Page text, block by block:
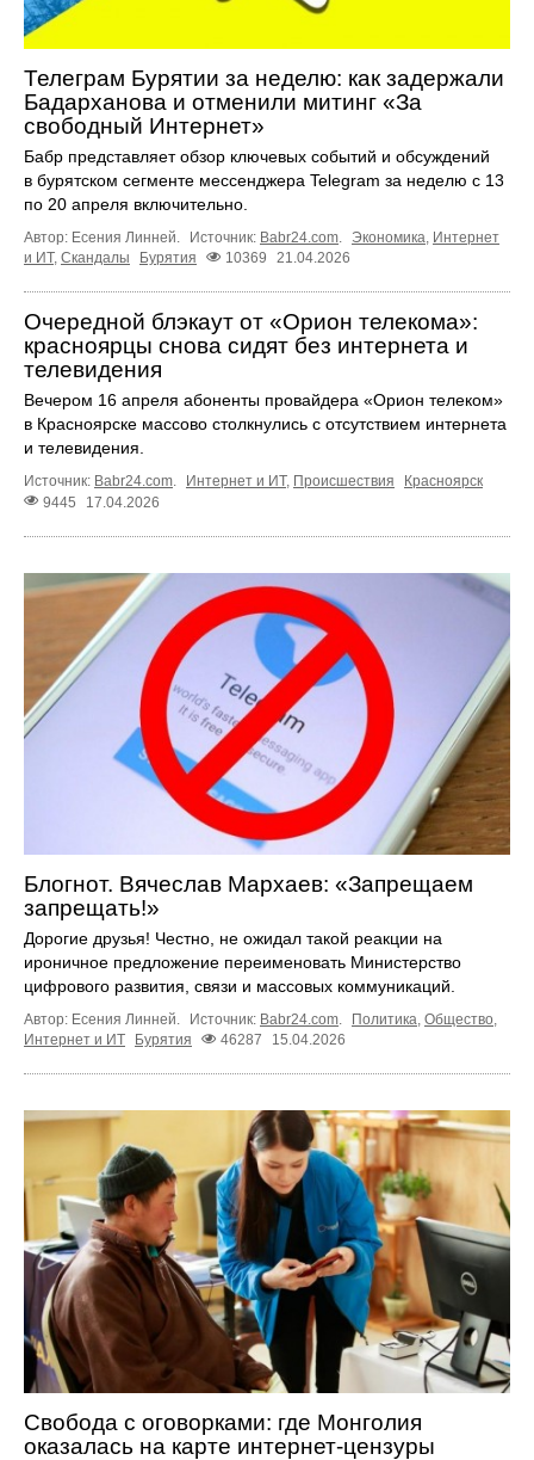
Телеграм Бурятии за неделю: как задержали
Бадарханова и отменили митинг «За
свободный Интернет»
Бабр представляет обзор ключевых событий и обсуждений
в бурятском сегменте мессенджера Telegram за неделю с 13
по 20 апреля включительно.
Автор: Есения Линней. Источник: Babr24.com. Экономика, Интернет
и ИТ, Скандалы Бурятия 10369 21.04.2026
Очередной блэкаут от «Орион телекома»:
красноярцы снова сидят без интернета и
телевидения
Вечером 16 апреля абоненты провайдера «Орион телеком»
в Красноярске массово столкнулись с отсутствием интернета
и телевидения.
Источник: Babr24.com. Интернет и ИТ, Происшествия
Красноярск
9445
17.04.2026
Блогнот. Вячеслав Мархаев: «Запрещаем
запрещать!»
Дорогие друзья! Честно, не ожидал такой реакции на
ироничное предложение переименовать Министерство
цифрового развития, связи и массовых коммуникаций.
Автор: Есения Линней. Источник: Babr24.com. Политика, Общество,
Интернет и ИТ
Бурятия 46287 15.04.2026
Свобода с оговорками: где Монголия
оказалась на карте интернет-цензуры